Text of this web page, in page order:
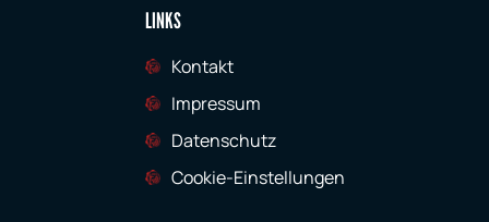
LINKS
Kontakt
Impressum
Datenschutz
Cookie-Einstellungen